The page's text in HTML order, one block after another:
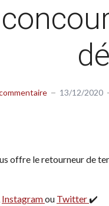
13/12/2020
offre le retourneur de
Instagramou Twitter✔️